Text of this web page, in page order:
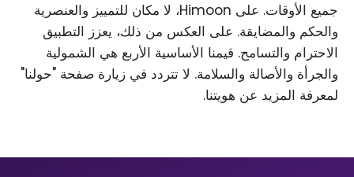
جميع الأوقات. على Himoon، لا مكان للتمييز والعنصرية
والحكم والمضايقة. على العكس من ذلك، يعزز التطبيق
الاحترام والتسامح. قيمنا الأساسية الأربع هي الشمولية
والجرأة والأصالة والسلامة. لا تتردد في زيارة صفحة "حولنا"
لمعرفة المزيد عن هويتنا.